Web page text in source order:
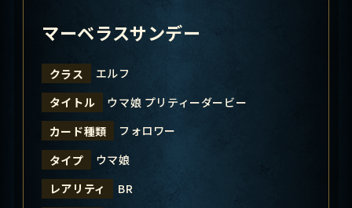
マーベラスサンデー
クラス
エルフ
タイトル
ウマ娘 プリティーダービー
カード種類
フォロワー
タイプ
ウマ娘
レアリティ
BR